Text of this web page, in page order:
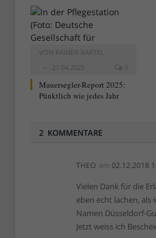
VON RAINER BARTEL
27.04.2025
0
Mauersegler-Report 2025:
Pünktlich wie jedes Jahr
2 KOMMENTARE
THEO am 02.12.2018
Vielen Dank für die
eben echt lachen, als
Namen Düsseldorf-
Jetzt weiss ich